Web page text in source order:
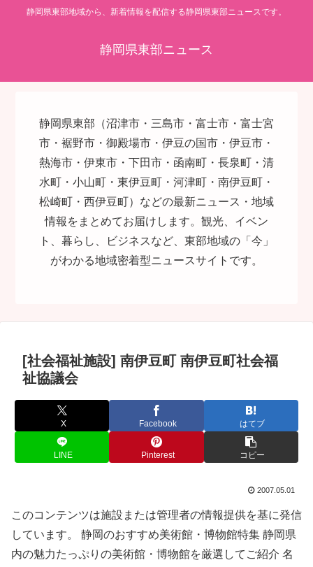
静岡県東部地域から、新着情報を配信する静岡県東部ニュースです。
静岡県東部ニュース
静岡県東部（沼津市・三島市・富士市・富士宮
市・裾野市・御殿場市・伊豆の国市・伊豆市・
熱海市・伊東市・下田市・函南町・長泉町・清
水町・小山町・東伊豆町・河津町・南伊豆町・
松崎町・西伊豆町）などの最新ニュース・地域
情報をまとめてお届けします。観光、イベン
ト、暮らし、ビジネスなど、東部地域の「今」
がわかる地域密着型ニュースサイトです。
[社会福祉施設] 南伊豆町 南伊豆町社会福
祉協議会
X Facebook はてブ
LINE Pinterest コピー
2007.05.01
このコンテンツは施設または管理者の情報提供を基に発信
しています。 静岡のおすすめ美術館・博物館特集 静岡県
内の魅力たっぷりの美術館・博物館を厳選してご紹介 名